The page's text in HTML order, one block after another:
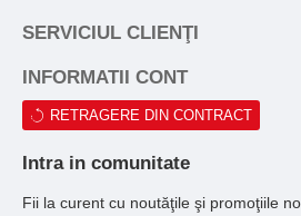
SERVICIUL CLIENŢI
INFORMATII CONT
RETRAGERE DIN CONTRACT
Intra in comunitate
Fii la curent cu noutăţile şi promoţiile